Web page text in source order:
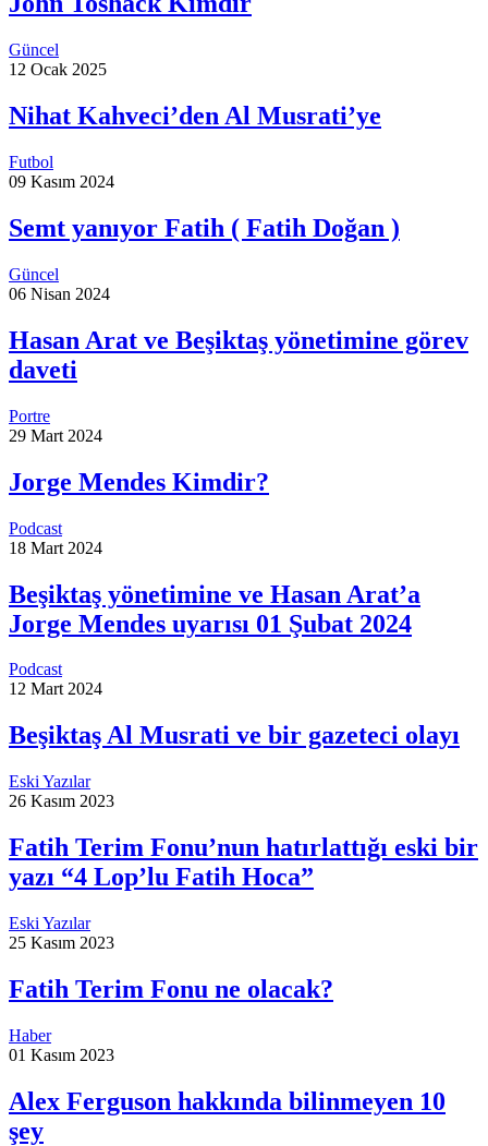
Güncel
12 Ocak 2025
Nihat Kahveci’den Al Musrati’ye
Futbol
09 Kasım 2024
Semt yanıyor Fatih ( Fatih Doğan )
Güncel
06 Nisan 2024
Hasan Arat ve Beşiktaş yönetimine görev
daveti
Portre
29 Mart 2024
Jorge Mendes Kimdir?
Podcast
18 Mart 2024
Beşiktaş yönetimine ve Hasan Arat’a
Jorge Mendes uyarısı 01 Şubat 2024
Podcast
12 Mart 2024
Beşiktaş Al Musrati ve bir gazeteci olayı
Eski Yazılar
26 Kasım 2023
Fatih Terim Fonu’nun hatırlattığı eski bir
yazı “4 Lop’lu Fatih Hoca”
Eski Yazılar
25 Kasım 2023
Fatih Terim Fonu ne olacak?
Haber
01 Kasım 2023
Alex Ferguson hakkında bilinmeyen 10
şey